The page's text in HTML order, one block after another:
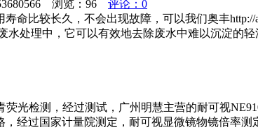
浏览： 96
评论：0
命比较长久，不会出现故障，可以我们奥丰
处理中，它可以有效地去除废水中难以沉淀的
光检测，经过测试，广州明慧主营的耐可视
经过国家计量院测定，耐可视显微镜物镜倍率